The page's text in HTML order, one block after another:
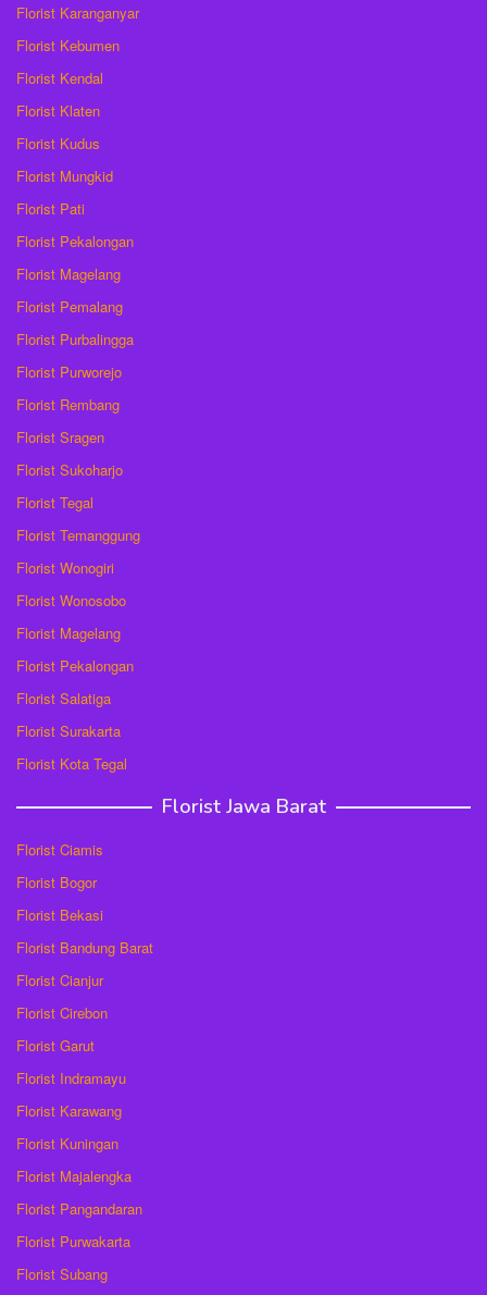
Florist Karanganyar
Florist Kebumen
Florist Kendal
Florist Klaten
Florist Kudus
Florist Mungkid
Florist Pati
Florist Pekalongan
Florist Magelang
Florist Pemalang
Florist Purbalingga
Florist Purworejo
Florist Rembang
Florist Sragen
Florist Sukoharjo
Florist Tegal
Florist Temanggung
Florist Wonogiri
Florist Wonosobo
Florist Magelang
Florist Pekalongan
Florist Salatiga
Florist Surakarta
Florist Kota Tegal
Florist Jawa Barat
Florist Ciamis
Florist Bogor
Florist Bekasi
Florist Bandung Barat
Florist Cianjur
Florist Cirebon
Florist Garut
Florist Indramayu
Florist Karawang
Florist Kuningan
Florist Majalengka
Florist Pangandaran
Florist Purwakarta
Florist Subang